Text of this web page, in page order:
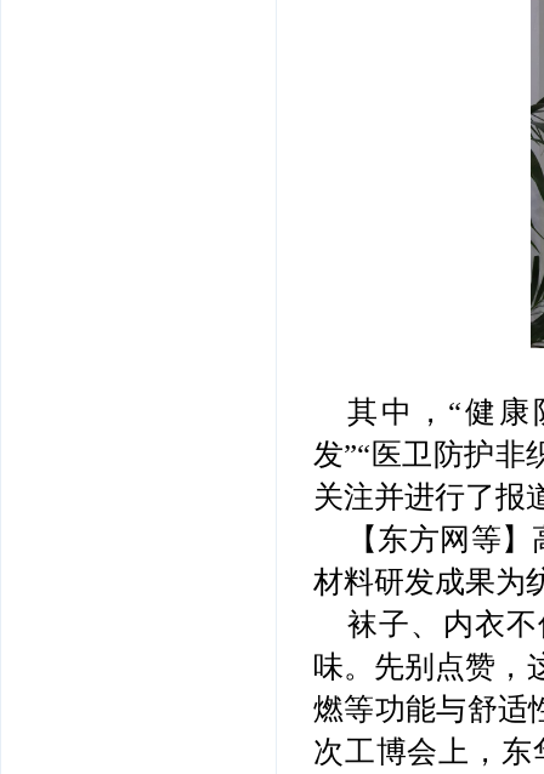
其中，“健
发”“医卫防护非
关注并进行了报
【东方网等
材料研发成果为
袜子、内衣
味。先别点赞，
燃等功能与舒适
次工博会上，东